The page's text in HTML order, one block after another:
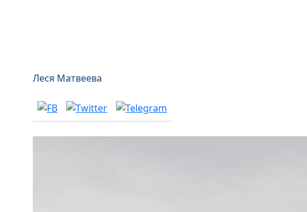
Леся Матвеева